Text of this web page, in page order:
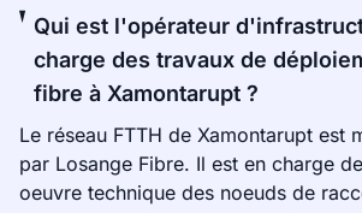
Qui est l'opérateur
charge des travaux de
fibre à Xamontarupt ?
Le réseau FTTH de Xamontarupt est
par Losange Fibre. Il est en charge
oeuvre technique des noeuds de